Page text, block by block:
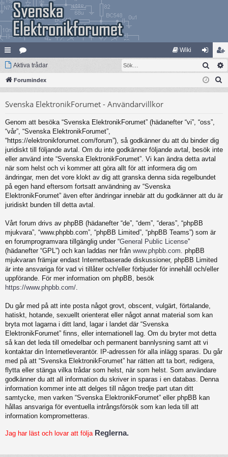
na
bb
ar
at
eg
Wiki
og
ga
li
m
Aktiva trådar Sök
Forumindex
Svenska ElektronikForumet - Användarvillkor
Genom att besöka “Svenska ElektronikForumet” (hädanefter “vi”, “oss”,
“vår”, “Svenska ElektronikForumet”,
“https://elektronikforumet.com/forum”), så godkänner du att du binder dig
juridiskt till följande avtal. Om du inte godkänner följande avtal, besök inte
eller använd inte “Svenska ElektronikForumet”. Vi kan ändra detta avtal
när som helst och vi kommer att göra allt för att informera dig om
ändringar, men det vore klokt av dig att granska denna sida regelbundet
på egen hand eftersom fortsatt användning av “Svenska
ElektronikForumet” även efter ändringar innebär att du godkänner att du är
juridiskt bunden till detta avtal.
Vårt forum drivs av phpBB (hädanefter “de”, “dem”, “deras”, “phpBB
mjukvara”, “www.phpbb.com”, “phpBB Limited”, “phpBB Teams”) som är
en forumprogramvara tillgänglig under “General Public License”
(hädanefter “GPL”) och kan laddas ner från www.phpbb.com . phpBB
mjukvaran främjar endast Internetbaserade diskussioner, phpBB Limited
är inte ansvariga för vad vi tillåter och/eller förbjuder för innehåll och/eller
uppförande. För mer information om phpBB, besök
https://www.phpbb.com/
Du går med på att inte posta något grovt, obscent, vulgärt, förtalande,
hatiskt, hotande, sexuellt orienterat eller något annat material som kan
bryta mot lagarna i ditt land, lagar i landet där “Svenska
ElektronikForumet” finns, eller internationell lag. Om du bryter mot detta
så kan det leda till omedelbar och permanent bannlysning samt att vi
kontaktar din Internetleverantör. IP-adressen för alla inlägg sparas. Du går
med på att “Svenska ElektronikForumet” har rätten att ta bort, redigera,
flytta eller stänga vilka trådar som helst, när som helst. Som användare
godkänner du att all information du skriver in sparas i en databas. Denna
information kommer inte att delges till någon tredje part utan ditt
samtycke, men varken “Svenska ElektronikForumet” eller phpBB kan
hållas ansvariga för eventuella intrångsförsök som kan leda till att
information komprometteras.
Jag har läst och lovar att följa Reglerna.